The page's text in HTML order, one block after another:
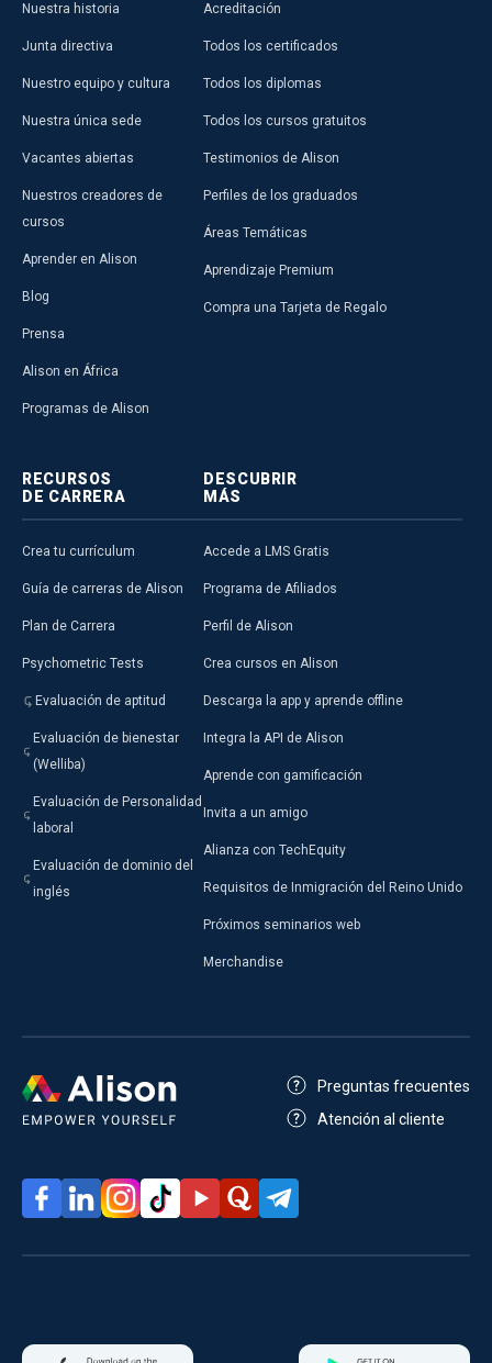
Nuestra historia
Junta directiva
Nuestro equipo y cultura
Nuestra única sede
Vacantes abiertas
Nuestros creadores de
cursos
Aprender en Alison
Blog
Prensa
Alison en África
Programas de Alison
Acreditación
Todos los certificados
Todos los diplomas
Todos los cursos gratuitos
Testimonios de Alison
Perfiles de los graduados
Áreas Temáticas
Aprendizaje Premium
Compra una Tarjeta de Regalo
RECURSOS
DE CARRERA
Crea tu currículum
Guía de carreras de Alison
Plan de Carrera
Psychometric Tests
Evaluación de aptitud
Evaluación de bienestar
(Welliba)
Evaluación de Personalidad
laboral
Evaluación de dominio del
inglés
DESCUBRIR
MÁS
Accede a LMS Gratis
Programa de Afiliados
Perfil de Alison
Crea cursos en Alison
Descarga la app y aprende offline
Integra la API de Alison
Aprende con gamificación
Invita a un amigo
Alianza con TechEquity
Requisitos de Inmigración del Reino Unido
Próximos seminarios web
Merchandise
Preguntas frecuentes
Atención al cliente